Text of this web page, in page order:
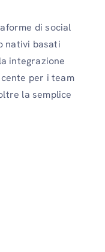
di social
nativi basati
integrazione
per i team
la semplice